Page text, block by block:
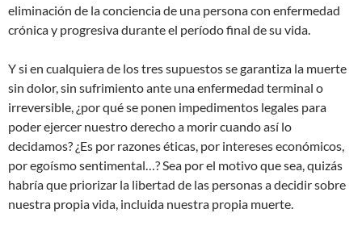
eliminación de la conciencia de una persona con enfermedad
crónica y progresiva durante el período final de su vida.
Y si en cualquiera de los tres supuestos se garantiza la muerte
sin dolor, sin sufrimiento ante una enfermedad terminal o
irreversible, ¿por qué se ponen impedimentos legales para
poder ejercer nuestro derecho a morir cuando así lo
decidamos? ¿Es por razones éticas, por intereses económicos,
por egoísmo sentimental…? Sea por el motivo que sea, quizás
habría que priorizar la libertad de las personas a decidir sobre
nuestra propia vida, incluida nuestra propia muerte.